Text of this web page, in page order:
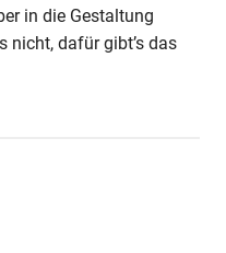
in die Gestaltung
nicht, dafür gibt’s das